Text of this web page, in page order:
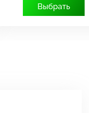
Выбрать